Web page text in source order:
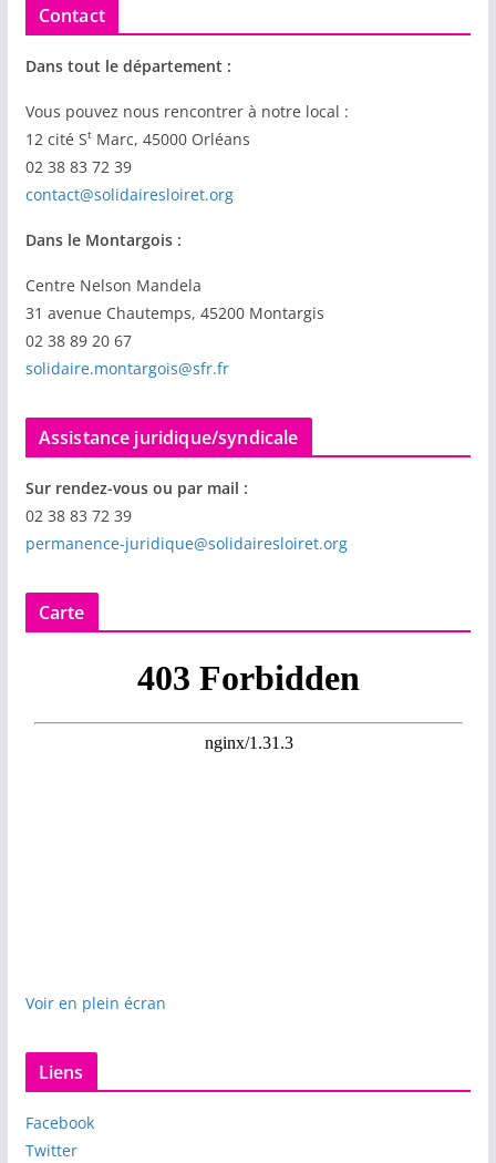
o
k
n
Contact
Dans tout le département :
Vous pouvez nous rencontrer à notre local :
12 cité StMarc, 45000 Orléans
02 38 83 72 39
contact@solidairesloiret.org
Dans le Montargois :
Centre Nelson Mandela
31 avenue Chautemps, 45200 Montargis
02 38 89 20 67
solidaire.montargois@sfr.fr
Assistance juridique/syndicale
Sur rendez-vous ou par mail :
02 38 83 72 39
permanence-juridique@solidairesloiret.org
Carte
Voir en plein écran
Liens
Facebook
Twitter